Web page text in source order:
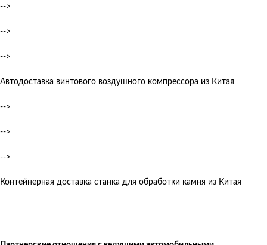
-->
-->
-->
Автодоставка винтового воздушного компрессора из Китая
-->
-->
-->
Контейнерная доставка станка для обработки камня из Китая